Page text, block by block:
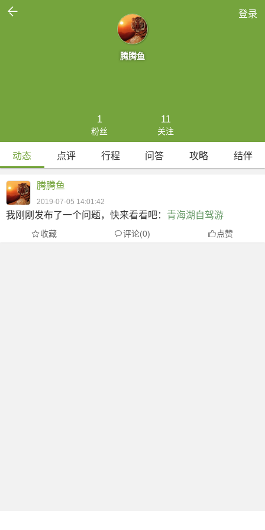
 登录
腾腾鱼
1
粉丝
11
关注
动态 点评 行程 问答 攻略 结伴
腾腾鱼
2019-07-05 14:01:42
我刚刚发布了一个问题，快来看看吧： 青海湖自驾游
收藏 评论(0) 点赞